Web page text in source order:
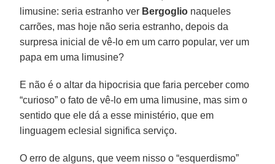
limusine: seria estranho ver Bergoglio naqueles
carrões, mas hoje não seria estranho, depois da
surpresa inicial de vê-lo em um carro popular, ver um
papa em uma limusine?
E não é o altar da hipocrisia que faria perceber como
“curioso” o fato de vê-lo em uma limusine, mas sim o
sentido que ele dá a esse ministério, que em
linguagem eclesial significa serviço.
O erro de alguns, que veem nisso o “esquerdismo”